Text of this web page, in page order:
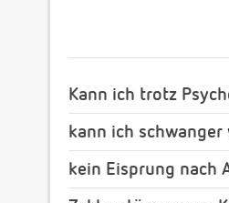
Kann ich trotz
kann ich schwanger
kein Eisprung nach